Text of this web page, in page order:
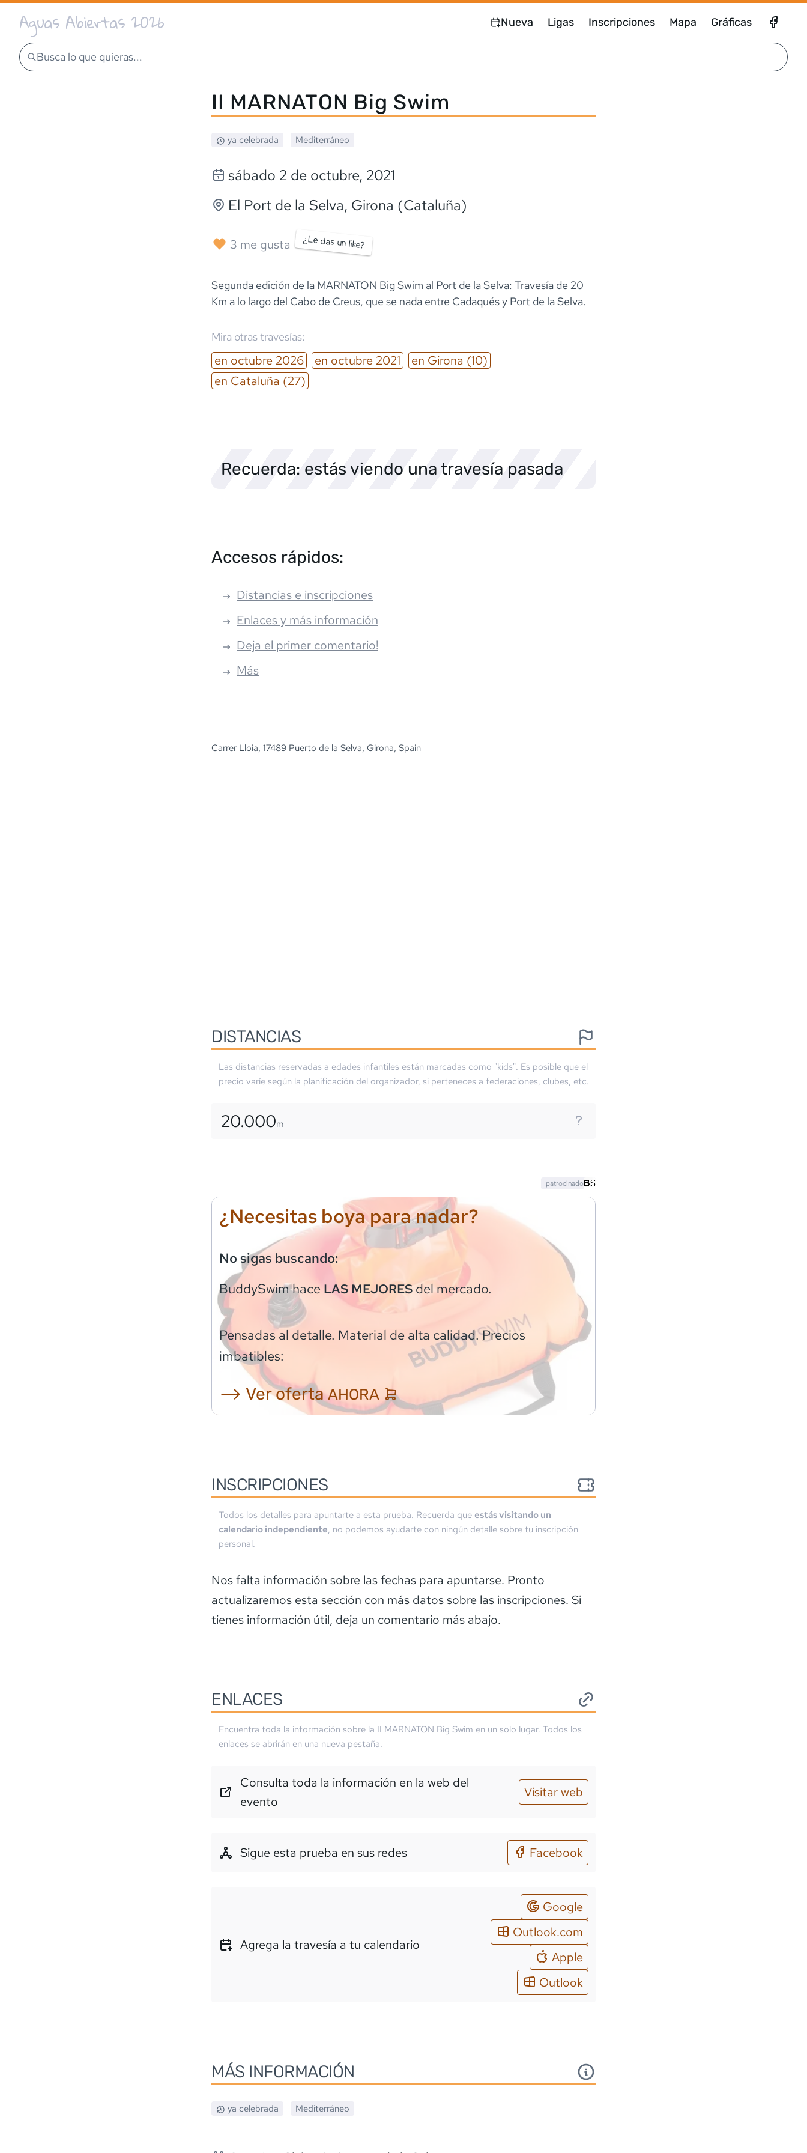
Aguas Abiertas 2026 Nueva Ligas Inscripciones Mapa Gráficas
Busca lo que quieras...
II MARNATON Big Swim
ya celebrada Mediterráneo
sábado 2 de octubre, 2021
El Port de la Selva, Girona (Cataluña)
3 me gusta ¿Le das un like?
Segunda edición de la MARNATON Big Swim al Port de la Selva: Travesía de 20
Km a lo largo del Cabo de Creus, que se nada entre Cadaqués y Port de la Selva.
Mira otras travesías:
en octubre 2026 en octubre 2021 en Girona (10)
en Cataluña (27)
Recuerda: estás viendo una travesía pasada
Accesos rápidos:
Distancias e inscripciones
Enlaces y más información
Deja el primer comentario!
Más
Carrer Lloia, 17489 Puerto de la Selva, Girona, Spain
DISTANCIAS
Las distancias reservadas a edades infantiles están marcadas como "kids". Es posible que el
precio varíe según la planificación del organizador, si perteneces a federaciones, clubes, etc.
20.000m
¿Necesitas boya para nadar?
No sigas buscando:
BuddySwimhaceLAS MEJORESdel mercado.
Pensadas al detalle. Material de alta calidad. Precios
imbatibles:
⟶ Ver ofertaAHORA
patrocinado
INSCRIPCIONES
Todos los detalles para apuntarte a esta prueba. Recuerda que estás visitando un
calendario independiente, no podemos ayudarte con ningún detalle sobre tu inscripción
personal.
Nos falta información sobre las fechas para apuntarse. Pronto
actualizaremos esta sección con más datos sobre las inscripciones. Si
tienes información útil, deja un comentario más abajo.
ENLACES
Encuentra toda la información sobre la II MARNATON Big Swim en un solo lugar. Todos los
enlaces se abrirán en una nueva pestaña.
Consulta toda la información en la web del
evento
Visitar web
Sigue esta prueba en sus redes Facebook
Agrega la travesía a tu calendario
Google
Outlook.com
Apple
Outlook
MÁS INFORMACIÓN
ya celebrada Mediterráneo